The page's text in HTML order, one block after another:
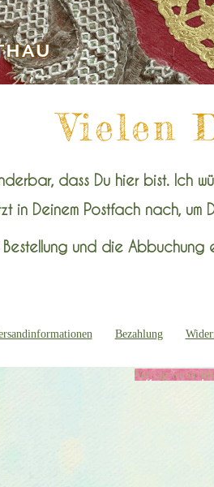
Vielen
dass Du hier bist. Ich
in Deinem Postfach nach, um
Bestellung und die Abbuchung
Bezahlung
Vertrag